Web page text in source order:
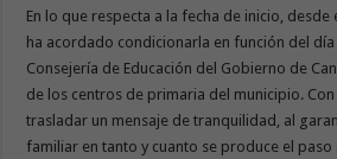
En lo que respecta a la fecha de inicio,
ha acordado condicionarla en función del día
Consejería de Educación del Gobierno de
de los centros de primaria del municipio.
trasladar un mensaje de tranquilidad, al
familiar en tanto y cuanto se produce el paso